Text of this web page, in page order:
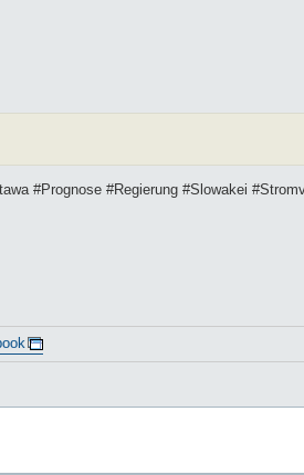
#Prognose #Regierung #Slowakei